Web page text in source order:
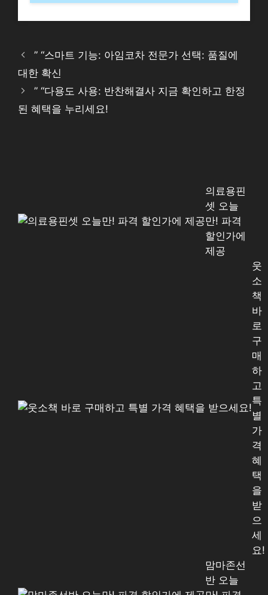
” “스마트 기능: 아임코차 전문가 선택: 품질에
대한 확신
” “다용도 사용: 반찬해결사 지금 확인하고 한정
된 혜택을 누리세요!
의료용핀
셋 오늘
만! 파격
할인가에
제공
웃
소
책
바
로
구
매
하
고
특
별
가
격
혜
택
을
받
으
세
요!
맘마존선
반 오늘